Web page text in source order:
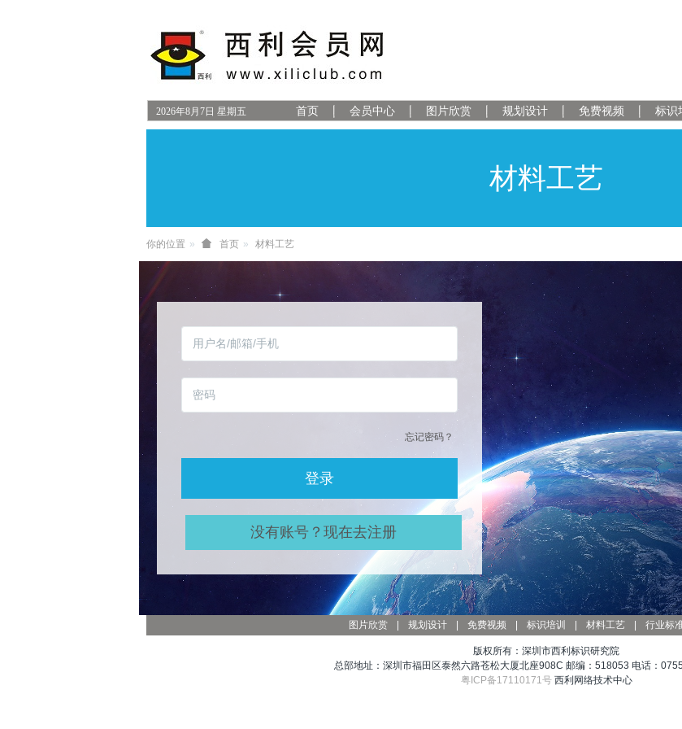
2026年8月 7 日 星期五 首页 会员中心 图片欣赏 规划设计 免费视频 标识
材料工艺
你的位置 首页 材料工艺
忘记密码？
登录
没有账号？现在去注册
图片欣赏 | 规划设计 | 免费视频 | 标识培训 | 材料工艺 | 行业标
版权所有：深圳市西利标识研究院
总部地址：深圳市福田区泰然六路苍松大厦北座908C 邮编：518053 电话：
粤ICP备17110171号西利网络技术中心